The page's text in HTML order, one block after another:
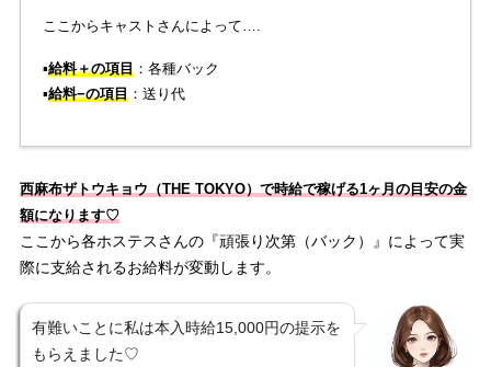
ここからキャストさんによって….
▪️給料＋の項目：各種バック
▪️給料−の項目：送り代
西麻布ザトウキョウ（THE TOKYO）で時給で稼げる1ヶ月の目安の金
額になります♡
ここから各ホステスさんの『頑張り次第（バック）』によって実
際に支給されるお給料が変動します。
有難いことに私は本入時給15,000円の提示を
もらえました♡